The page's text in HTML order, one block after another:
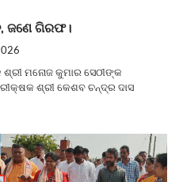
ଜଣେ ଗିରଫ।
ମନୋଜ କୁମାର ସେଠୀଙ୍କ
ଶ୍ରୀ କେଶବ ଚନ୍ଦ୍ର ଦାସ